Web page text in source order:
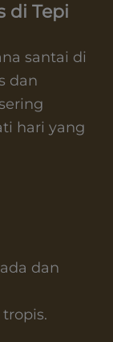
di Tepi
santai di
dan
hari yang
dan